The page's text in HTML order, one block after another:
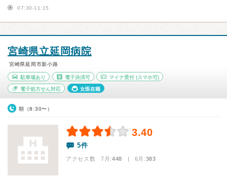
07:30-11:15
宮崎県立延岡病院
宮崎県延岡市新小路
駐車場あり 電子決済可 マイナ受付 (スマホ可)
電子処方せん対応 女医在籍
朝（8:30〜）
3.40
5件
アクセス数 7月:448 | 6月:383